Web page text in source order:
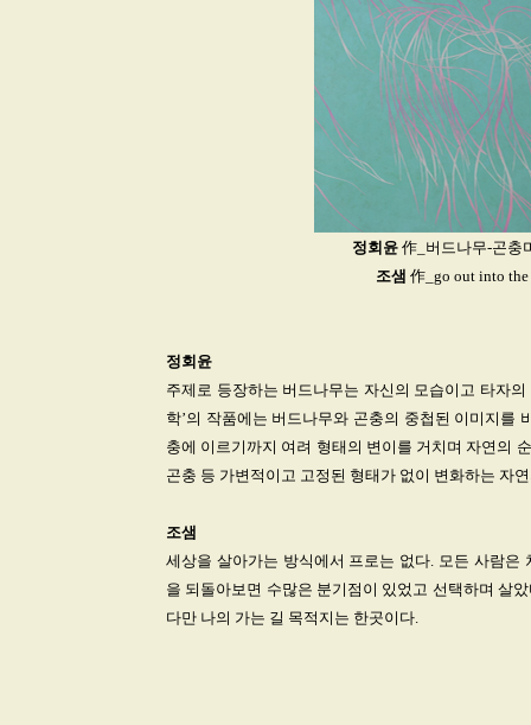
정회윤作_버드나무-곤충
조샘 作_go out into
정회윤
주제로 등장하는 버드나무는 자신의 모습이고 타자
학’의 작품에는 버드나무와 곤충의 중첩된 이미지를
충에 이르기까지 여려 형태의 변이를 거치며 자연의
곤충 등 가변적이고 고정된 형태가 없이 변화하는 자
조샘
세상을 살아가는 방식에서 프로는 없다. 모든 사람
을 되돌아보면 수많은 분기점이 있었고 선택하며 살
다만 나의 가는 길 목적지는 한곳이다.